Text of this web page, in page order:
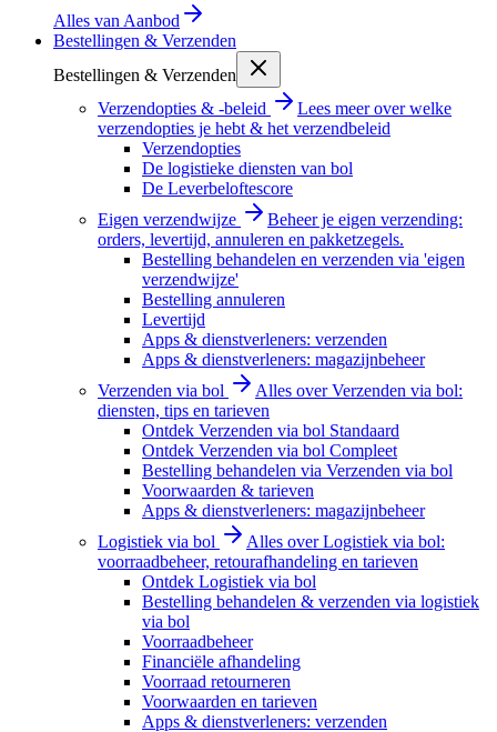
Alles van Aanbod
Bestellingen & Verzenden
Bestellingen & Verzenden
Verzendopties & -beleid
Lees meer over welke
verzendopties je hebt & het verzendbeleid
Verzendopties
De logistieke diensten van bol
De Leverbeloftescore
Eigen verzendwijze
Beheer je eigen verzending:
orders, levertijd, annuleren en pakketzegels.
Bestelling behandelen en verzenden via 'eigen
verzendwijze'
Bestelling annuleren
Levertijd
Apps & dienstverleners: verzenden
Apps & dienstverleners: magazijnbeheer
Verzenden via bol
Alles over Verzenden via bol:
diensten, tips en tarieven
Ontdek Verzenden via bol Standaard
Ontdek Verzenden via bol Compleet
Bestelling behandelen via Verzenden via bol
Voorwaarden & tarieven
Apps & dienstverleners: magazijnbeheer
Logistiek via bol
Alles over Logistiek via bol:
voorraadbeheer, retourafhandeling en tarieven
Ontdek Logistiek via bol
Bestelling behandelen & verzenden via logistiek
via bol
Voorraadbeheer
Financiële afhandeling
Voorraad retourneren
Voorwaarden en tarieven
Apps & dienstverleners: verzenden